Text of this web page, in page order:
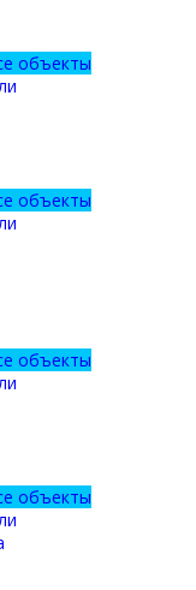
объекты
объекты
объекты
объекты